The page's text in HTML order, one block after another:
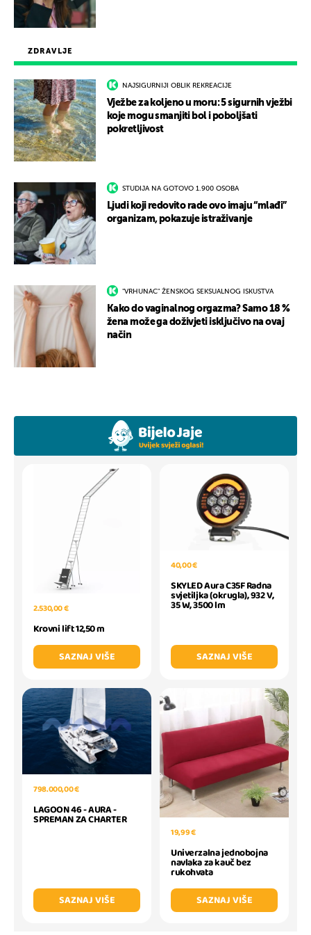
ZDRAVLJE
NAJSIGURNIJI OBLIK REKREACIJE
Vježbe za koljeno u moru: 5 sigurnih vježbi
koje mogu smanjiti bol i poboljšati
pokretljivost
STUDIJA NA GOTOVO 1.900 OSOBA
Ljudi koji redovito rade ovo imaju “mlađi”
organizam, pokazuje istraživanje
"VRHUNAC" ŽENSKOG SEKSUALNOG ISKUSTVA
Kako do vaginalnog orgazma? Samo 18 %
žena može ga doživjeti isključivo na ovaj
način
2.530,00 €
Krovni lift 12,50 m
SAZNAJ VIŠE
40,00 €
SKYLED Aura C35F Radna
svjetiljka (okrugla), 932 V,
35 W, 3500 lm
SAZNAJ VIŠE
798.000,00 €
LAGOON 46 - AURA -
SPREMAN ZA CHARTER
SAZNAJ VIŠE
19,99 €
Univerzalna jednobojna
navlaka za kauč bez
rukohvata
SAZNAJ VIŠE